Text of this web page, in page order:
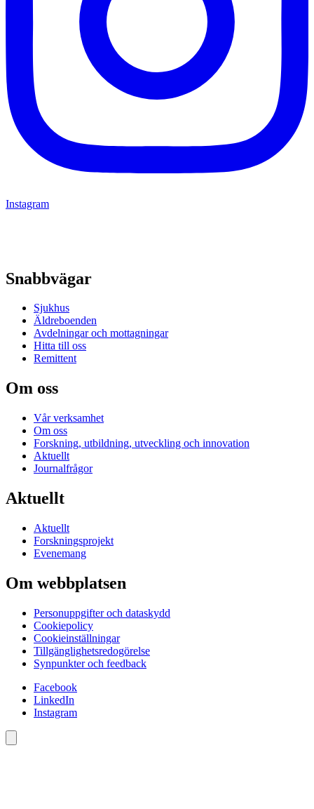
Instagram
Snabbvägar
Sjukhus
Äldreboenden
Avdelningar och mottagningar
Hitta till oss
Remittent
Om oss
Vår verksamhet
Om oss
Forskning, utbildning, utveckling och innovation
Aktuellt
Journalfrågor
Aktuellt
Aktuellt
Forskningsprojekt
Evenemang
Om webbplatsen
Personuppgifter och dataskydd
Cookiepolicy
Cookieinställningar
Tillgänglighetsredogörelse
Synpunkter och feedback
Facebook
LinkedIn
Instagram